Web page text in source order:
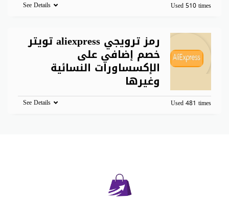
Used 510 times
See Details
رمز ترويجي aliexpress تويتر
خصم إضافي على
الإكسساورات النسائية
وغيرها
Used 481 times
See Details